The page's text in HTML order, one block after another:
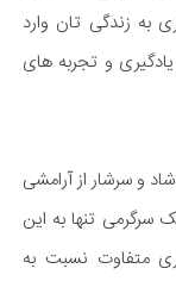
به زندگی تان وارد
و تجربه های
و سرشار از آرامشی
سرگرمی تنها به این
متفاوت نسبت به